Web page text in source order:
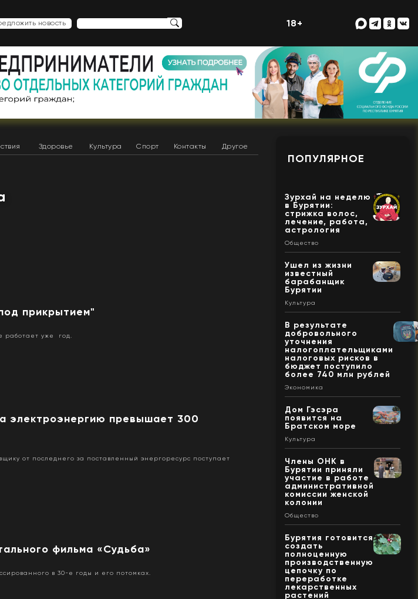
новость 18+
Здоровье Культура Спорт Контакты Другое
прикрытием"
работает уже год.
электроэнергию превышает 300
от последнего за поставленный энергоресурс поступает
фильма «Судьба»
в 30-е годы и его потомках.
ПОПУЛЯРНОЕ
Зурхай на неделю
в Бурятии:
стрижка волос,
лечение, работа,
астрология
Общество
Ушел из жизни
известный
барабанщик
Бурятии
Культура
В результате
добровольного
уточнения
налогоплательщиками
налоговых рисков в
бюджет поступило
более 740 млн рублей
Экономика
Дом Гэсэра
появится на
Братском море
Культура
Члены ОНК в
Бурятии приняли
участие в работе
административной
комиссии женской
колонии
Общество
Бурятия готовится
создать
полноценную
производственную
цепочку по
переработке
лекарственных
растений